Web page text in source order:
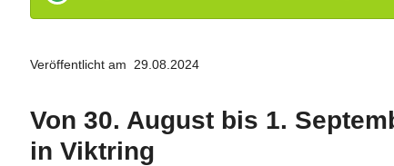
Veröffentlicht am 29.08.2024
Von 30. August bis 1.
in Viktring